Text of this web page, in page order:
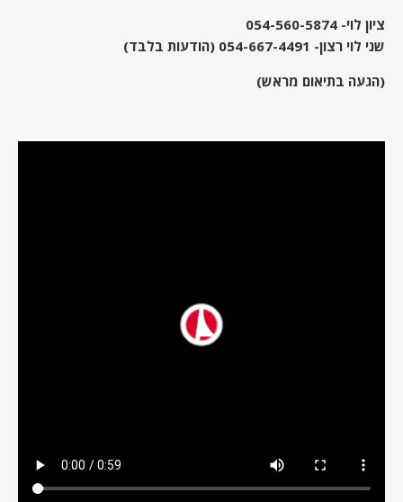
ציון לוי- 054-560-5874
שני לוי רצון- 054-667-4491 (הודעות בלבד)
(הגעה בתיאום מראש)